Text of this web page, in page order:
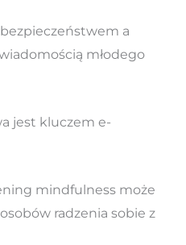
a
młodego
jest kluczem e-
mindfulness może
radzenia sobie z